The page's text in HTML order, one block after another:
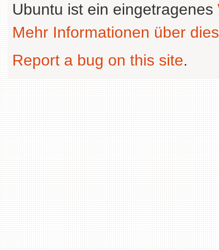
Ubuntu ist ein eingetragenes
Mehr Informationen über
Report a bug on this site.